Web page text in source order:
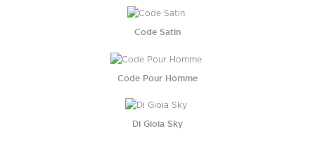
Code Satin
Code Pour Homme
Di Gioia Sky